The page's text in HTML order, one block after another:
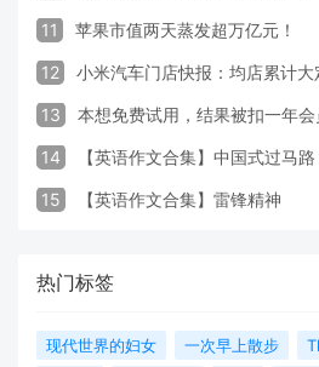
11 苹果市值两天蒸发超万亿元！
12 小米汽车门店快报：均店累计
13 本想免费试用，结果被扣一年会
14 【英语作文合集】中国式过马路
15 【英语作文合集】雷锋精神
热门标签
现代世界的妇女 一次早上散步